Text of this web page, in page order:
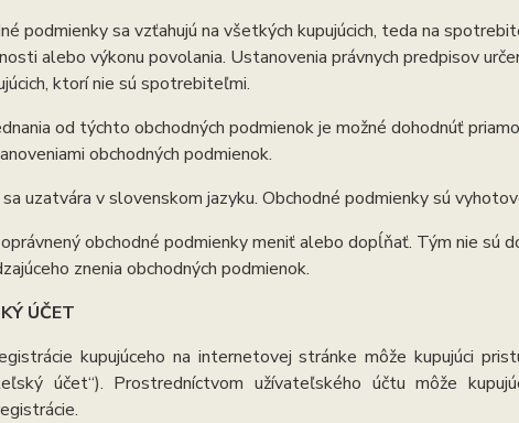
podmienky sa vzťahujú na všetkých kupujúcich, teda na
alebo výkonu povolania. Ustanovenia právnych predpisov
ktorí nie sú spotrebiteľmi.
od týchto obchodných podmienok je možné dohodnúť
obchodných podmienok.
uzatvára v slovenskom jazyku. Obchodné podmienky sú
obchodné podmienky meniť alebo dopĺňať. Tým nie sú
znenia obchodných podmienok.
ÚČET
kupujúceho na internetovej stránke môže kupujúci
účet“). Prostredníctvom užívateľského účtu môže